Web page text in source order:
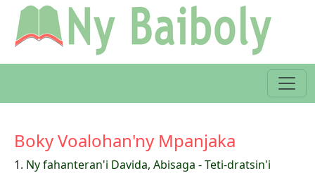
Boky Voalohan'ny Mpanjaka
1. Ny fahanteran'i Davida, Abisaga - Teti-dratsin'i